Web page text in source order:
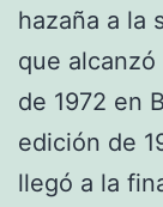
hazaña a la
que
de 1972 en
edición de
llegó a la